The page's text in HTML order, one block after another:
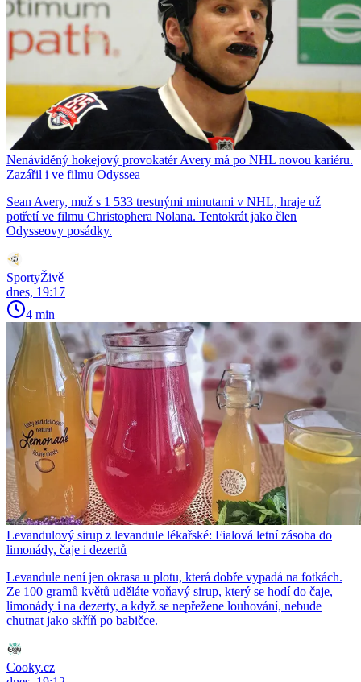
Nenáviděný hokejový provokatér Avery má po NHL novou kariéru.
Zazářil i ve filmu Odyssea
Sean Avery, muž s 1 533 trestnými minutami v NHL, hraje už
potřetí ve filmu Christophera Nolana. Tentokrát jako člen
Odysseovy posádky.
SportyŽivě
dnes, 19:17
4 min
Levandulový sirup z levandule lékařské: Fialová letní zásoba do
limonády, čaje i dezertů
Levandule není jen okrasa u plotu, která dobře vypadá na fotkách.
Ze 100 gramů květů uděláte voňavý sirup, který se hodí do čaje,
limonády i na dezerty, a když se nepřežene louhování, nebude
chutnat jako skříň po babičce.
Cooky.cz